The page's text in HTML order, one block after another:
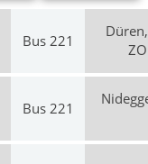
Bus 221
Bus 221